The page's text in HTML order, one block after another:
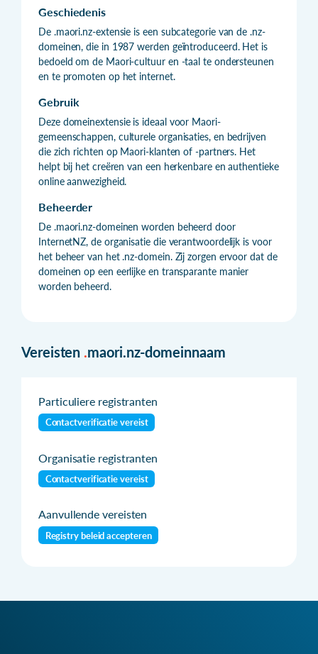
Geschiedenis
De .maori.nz-extensie is een subcategorie van de .nz-
domeinen, die in 1987 werden geïntroduceerd. Het is
bedoeld om de Maori-cultuur en -taal te ondersteunen
en te promoten op het internet.
Gebruik
Deze domeinextensie is ideaal voor Maori-
gemeenschappen, culturele organisaties, en bedrijven
die zich richten op Maori-klanten of -partners. Het
helpt bij het creëren van een herkenbare en authentieke
online aanwezigheid.
Beheerder
De .maori.nz-domeinen worden beheerd door
InternetNZ, de organisatie die verantwoordelijk is voor
het beheer van het .nz-domein. Zij zorgen ervoor dat de
domeinen op een eerlijke en transparante manier
worden beheerd.
Vereisten .maori.nz-domeinnaam
Particuliere registranten
Contactverificatie vereist
Organisatie registranten
Contactverificatie vereist
Aanvullende vereisten
Registry beleid accepteren